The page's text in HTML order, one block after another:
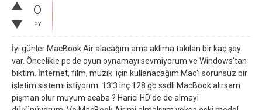
0
oy
İyi günler MacBook Air alacağım ama aklıma takılan bir kaç şey
var. Öncelikle pc de oyun oynamayı sevmiyorum ve Windows'tan
bıktım. İnternet, film, müzik için kullanacağım Mac'i sorunsuz bir
işletim sistemi istiyorım. 13'3 inç 128 gb ssdli MacBook alırsam
pişman olur muyum acaba ? Harici HD'de de almayi